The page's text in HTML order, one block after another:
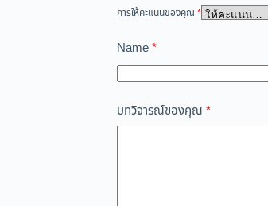
การให้คะแนนของคุณ *
Name*
บทวิจารณ์ของคุณ *